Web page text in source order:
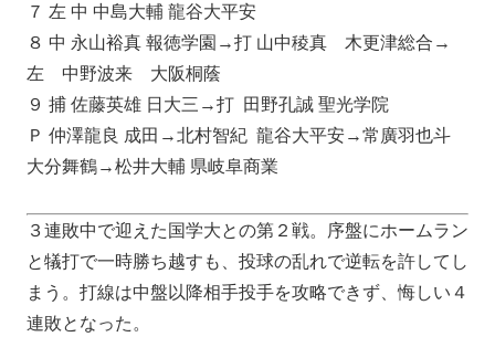
７ 左 中 中島大輔 龍谷大平安
８ 中 永山裕真 報徳学園→打 山中稜真 木更津総合→
左 中野波来 大阪桐蔭
９ 捕 佐藤英雄 日大三→打 田野孔誠 聖光学院
Ｐ 仲澤龍良 成田→北村智紀 龍谷大平安→常廣羽也斗
大分舞鶴→松井大輔 県岐阜商業
３連敗中で迎えた国学大との第２戦。序盤にホームラン
と犠打で一時勝ち越すも、投球の乱れで逆転を許してし
まう。打線は中盤以降相手投手を攻略できず、悔しい４
連敗となった。